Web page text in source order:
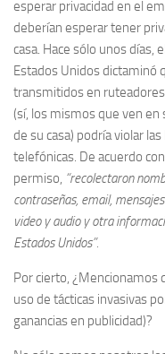
esperar privacidad en el
deberían esperar tener
casa. Hace sólo unos días,
Estados Unidos dictaminó
transmitidos en
(sí, los mismos que ven
de su casa) podría violar
telefónicas. De acuerdo
permiso, “recolectaron
contraseñas, email,
video y audio y otra
Estados Unidos”.
Por cierto, ¿Mencionamos
uso de tácticas invasivas
ganancias en publicidad)?